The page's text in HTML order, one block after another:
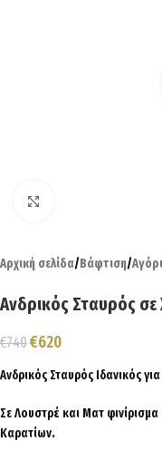
Αρχική σελίδα/Βάφτιση/Αγόρι
Ανδρικός Σταυρός
€740€620
Ανδρικός Σταυρός Ιδανικός
Σε Λουστρέ και Ματ
Καρατίων.